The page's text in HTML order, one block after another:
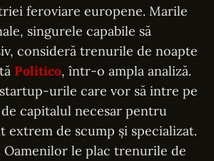
feroviare europene. Marile
singurele capabile să
consideră trenurile de noapte
Politico, într-o ampla analiză.
urile care vor să intre pe
capitalul necesar pentru
extrem de scump și specializat.
Oamenilor le plac trenurile de